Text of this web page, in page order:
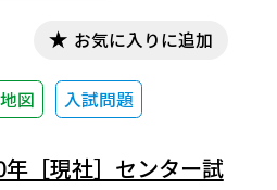
図 入試問題
お気に入りに追加
［現社］センター試